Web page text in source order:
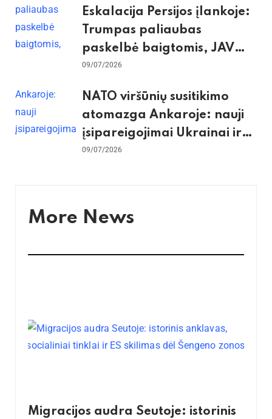
Eskalacija Persijos įlankoje:
Trumpas paliaubas
paskelbė baigtomis, JAV
sunaikino 90 karinių taikinių
09/07/2026
NATO viršūnių susitikimo
atomazga Ankaroje: nauji
įsipareigojimai Ukrainai ir
D. Trumpo grasinimai
09/07/2026
More News
Migracijos audra Seutoje: istorinis